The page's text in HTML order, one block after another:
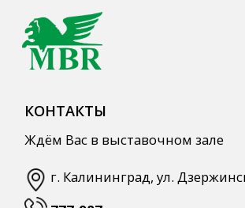
СПЕЦПРЕДЛОЖЕНИЯ
АКЦИИ
Для HoReCa
Для Retail
Профессиональная химия
Звуковое оборудование
Оборудование
Мебель из нержавеющей стали